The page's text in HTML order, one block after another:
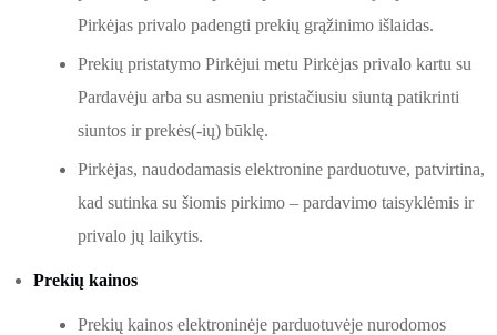
Pirkėjas privalo padengti prekių grąžinimo išlaidas.
Prekių pristatymo Pirkėjui metu Pirkėjas privalo kartu su
Pardavėju arba su asmeniu pristačiusiu siuntą patikrinti
siuntos ir prekės(-ių) būklę.
Pirkėjas, naudodamasis elektronine parduotuve, patvirtina,
kad sutinka su šiomis pirkimo – pardavimo taisyklėmis ir
privalo jų laikytis.
Prekių kainos
Prekių kainos elektroninėje parduotuvėje nurodomos